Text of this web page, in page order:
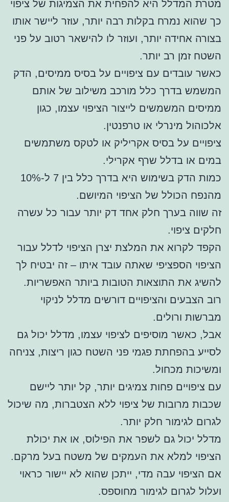
מטרת המדלל היא להפחית את הצמיגות של ציפוי
כך שהוא נמרח בקלות רבה יותר, עוזר ליישר אותו
בצורה אחידה יותר, ועוזר לו להישאר רטוב על פני
השטח זמן רב יותר.
כאשר עובדים עם ציפויים על בסיס ממיסים, הדק
המשמש בדרך כלל מורכב משילוב של אותם
ממיסים המשמשים לייצור הציפוי עצמו, כגון
אלכוהול מינרלי או טרפנטין.
ציפויים על בסיס אקריליק או לטקס משתמשים
במים או בדלל שרף אקרילי.
כמות הדק בשימוש היא בדרך כלל בין 7 ל-10%
מהנפח הכולל של הציפוי המיושם.
זה שווה בערך חלק אחד דק יותר עבור כל עשרה
חלקים ציפוי.
הקפד לקרוא את המלצת יצרן הציפוי לדלל עבור
הציפוי הספציפי שאתה עובד איתו – זה יבטיח לך
להשיג את התוצאות הטובות ביותר האפשריות.
רוב הצבעים והציפויים דורשים מדלל לניקוי
מברשות ורולים.
אבל, כאשר מוסיפים לציפוי עצמו, מדלל יכול גם
לסייע בהפחתת פגמי פני השטח כגון ריצות, צניחה
ומשיכות מכחול.
עם ציפויים פחות צמיגים יותר, קל יותר ליישם
שכבות מרובות של ציפוי ללא הצטברות, מה שיכול
לגרום לגימור חלק יותר.
מדלל יכול גם לשפר את הפילוס, או את יכולת
הציפוי למלא את העמקים של משטח בעל מרקם.
אם הציפוי עבה מדי, ייתכן שהוא לא יישור כראוי
ועלול לגרום לגימור מחוספס.